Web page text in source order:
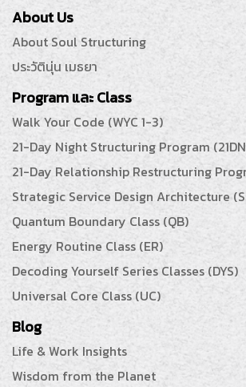
About Us
About Soul Structuring
ประวัตินุ่น เมธยา
Program และ Class
Walk Your Code (WYC 1-3)
21-Day Night Structuring Program
21-Day Relationship Restructuring
Strategic Service Design Architecture
Quantum Boundary Class (QB)
Energy Routine Class (ER)
Decoding Yourself Series Classes (DYS)
Universal Core Class (UC)
Blog
Life & Work Insights
Wisdom from the Planet